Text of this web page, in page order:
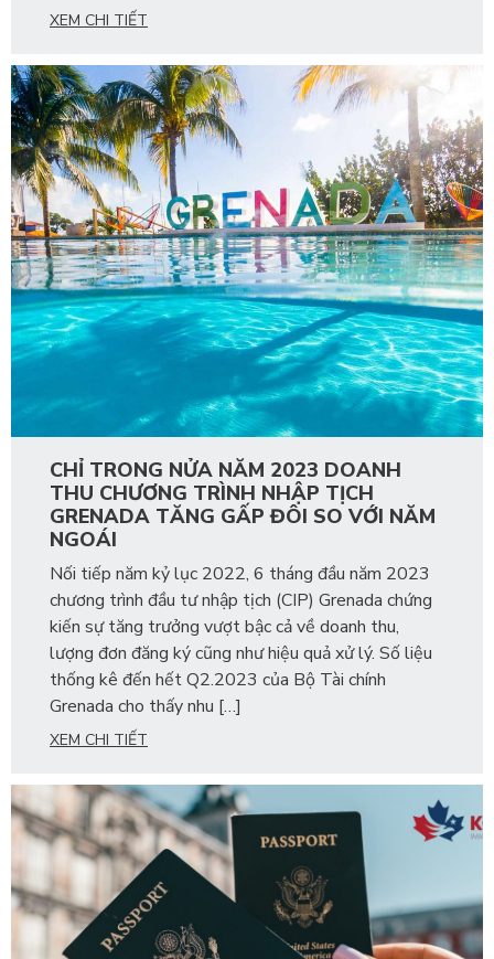
XEM CHI TIẾT
CHỈ TRONG NỬA NĂM 2023 DOANH
THU CHƯƠNG TRÌNH NHẬP TỊCH
GRENADA TĂNG GẤP ĐÔI SO VỚI NĂM
NGOÁI
Nối tiếp năm kỷ lục 2022, 6 tháng đầu năm 2023
chương trình đầu tư nhập tịch (CIP) Grenada chứng
kiến sự tăng trưởng vượt bậc cả về doanh thu,
lượng đơn đăng ký cũng như hiệu quả xử lý. Số liệu
thống kê đến hết Q2.2023 của Bộ Tài chính
Grenada cho thấy nhu […]
XEM CHI TIẾT